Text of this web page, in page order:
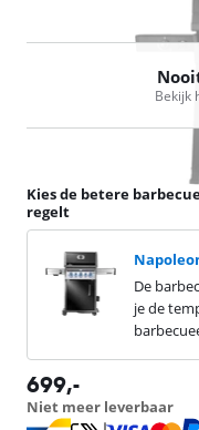
Bekijk
Kies de betere
regelt
De
je de
699,-
Niet meer leverbaar